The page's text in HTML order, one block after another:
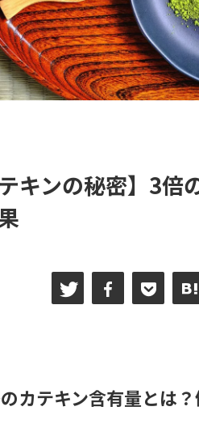
テキンの秘密】3
カテキン含有量とは